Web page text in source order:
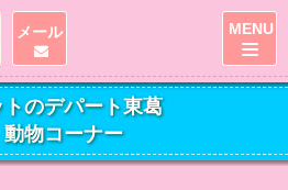
トのデパート東葛
動物コーナー
メール MENU